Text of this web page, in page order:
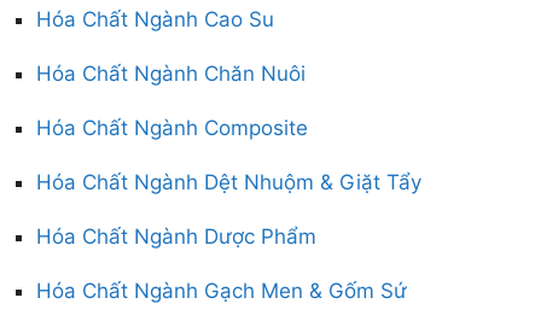
Hóa Chất Ngành Cao Su
Hóa Chất Ngành Chăn Nuôi
Hóa Chất Ngành Composite
Hóa Chất Ngành Dệt Nhuộm & Giặt Tẩy
Hóa Chất Ngành Dược Phẩm
Hóa Chất Ngành Gạch Men & Gốm Sứ